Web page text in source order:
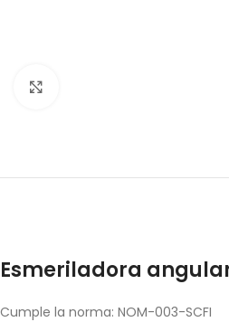
Esmeriladora angular
Cumple la norma: NOM-003-SCFI